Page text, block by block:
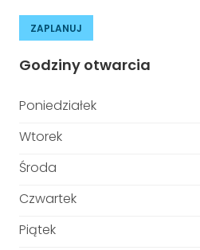
ZAPLANUJ
Godziny otwarcia
Poniedziałek
Wtorek
Środa
Czwartek
Piątek